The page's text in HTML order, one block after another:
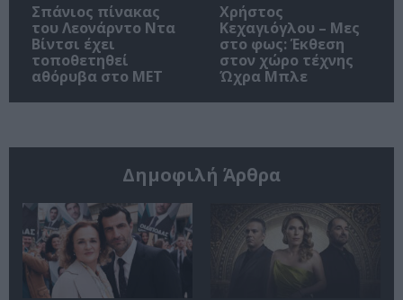
Σπάνιος πίνακας
του Λεονάρντο Ντα
Βίντσι έχει
τοποθετηθεί
αθόρυβα στο MET
Χρήστος
Κεχαγιόγλου – Μες
στο φως: Έκθεση
στον χώρο τέχνης
Ώχρα Μπλε
Δημοφιλή Άρθρα